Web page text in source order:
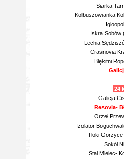
Siarka
Kolbuszowianka
Iskra Sobów
Lechia
Crasnovia
Błękitni
24
Galicja
Resovia-
Orzeł
Izolator
Tłoki
Sokół
Stal Mielec-